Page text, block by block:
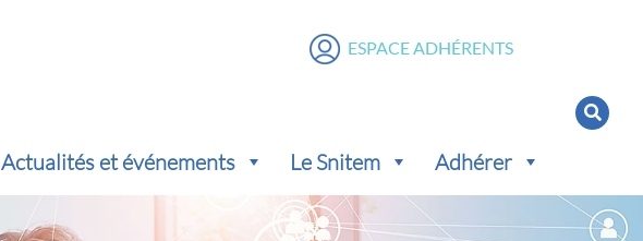
Actualités et événements Le Snitem Adhérer
ESPACE ADHÉRENTS